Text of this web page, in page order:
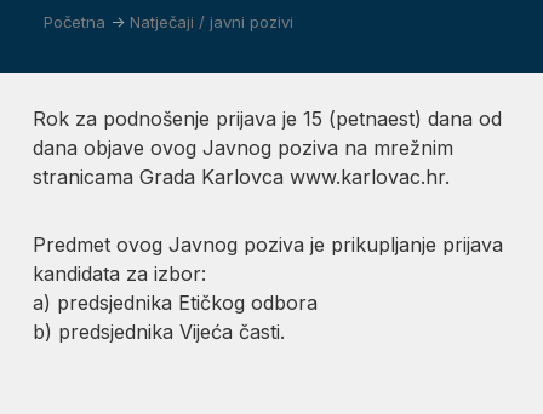
Početna -> Natječaji / javni pozivi
Rok za podnošenje prijava je 15 (petnaest) dana od
dana objave ovog Javnog poziva na mrežnim
stranicama Grada Karlovca www.karlovac.hr.
Predmet ovog Javnog poziva je prikupljanje prijava
kandidata za izbor:
a) predsjednika Etičkog odbora
b) predsjednika Vijeća časti.